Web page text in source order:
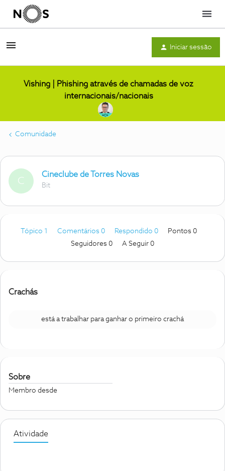
Menu
Iniciar sessão
Vishing | Phishing através de chamadas de voz
internacionais/nacionais
Comunidade
C
Cineclube de Torres Novas
Bit
Tópico 1 Comentários 0 Respondido 0
Pontos 0
Seguidores 0 A Seguir 0
Crachás
está a trabalhar para ganhar o primeiro crachá
Sobre
Membro desde
Atividade